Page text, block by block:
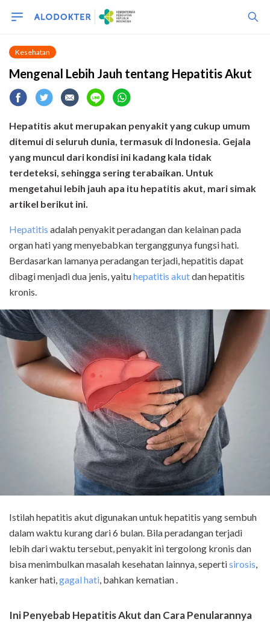
Kesehatan
Mengenal Lebih Jauh tentang Hepatitis Akut
Hepatitis akut merupakan penyakit yang cukup umum
ditemui di seluruh dunia, termasuk di Indonesia. Gejala
yang muncul dari kondisi ini kadang kala tidak
terdeteksi, sehingga sering terabaikan. Untuk
mengetahui lebih jauh apa itu hepatitis akut, mari simak
artikel berikut ini.
Hepatitis adalah penyakit peradangan dan kelainan pada
organ hati yang menyebabkan terganggunya fungsi hati.
Berdasarkan lamanya peradangan terjadi, hepatitis dapat
dibagi menjadi dua jenis, yaituhepatitis akutdan hepatitis
kronis.
Istilah hepatitis akut digunakan untuk hepatitis yang sembuh
dalam waktu kurang dari 6 bulan. Bila peradangan terjadi
lebih dari waktu tersebut, penyakit ini tergolong kronis dan
bisa menimbulkan masalah kesehatan lainnya, sepertisirosis,
kanker hati,gagal hati, bahkan kematian .
Ini Penyebab Hepatitis Akut dan Cara Penularannya